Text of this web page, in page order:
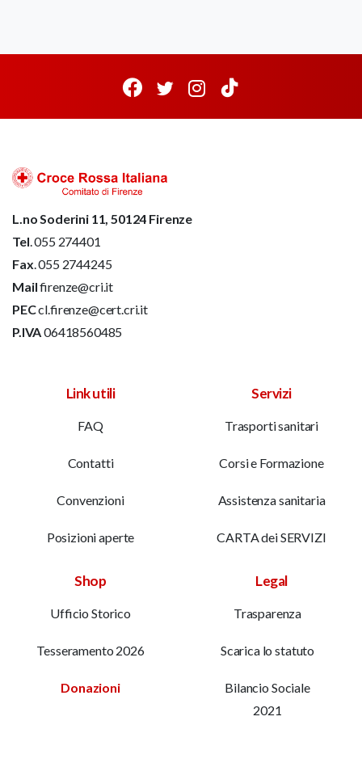
L.no Soderini 11, 50124 Firenze
Tel. 055 274401
Fax. 055 2744245
Mailfirenze@cri.it
PECcl.firenze@cert.cri.it
P.IVA06418560485
Link utili
FAQ
Contatti
Convenzioni
Posizioni aperte
Servizi
Trasporti sanitari
Corsi e Formazione
Assistenza sanitaria
CARTA dei SERVIZI
Shop
Ufficio Storico
Tesseramento 2026
Donazioni
Legal
Trasparenza
Scarica lo statuto
Bilancio Sociale
2021